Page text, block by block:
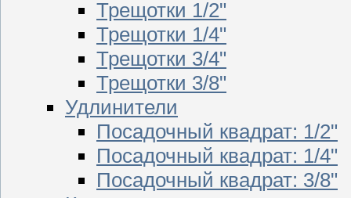
Трещотки 1/2"
Трещотки 1/4"
Трещотки 3/4"
Трещотки 3/8"
Удлинители
Посадочный квадрат: 1/2"
Посадочный квадрат: 1/4"
Посадочный квадрат: 3/8"